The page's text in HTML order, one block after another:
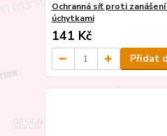
Ochranná síť proti
úchytkami
141 Kč
Přidat